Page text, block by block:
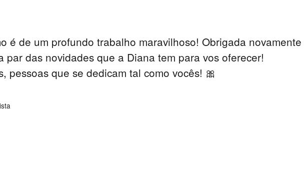
é de um profundo trabalho maravilhoso! Obrigada novamente
das novidades que a Diana tem para vos oferecer!
pessoas que se dedicam tal como vocês! 🎀